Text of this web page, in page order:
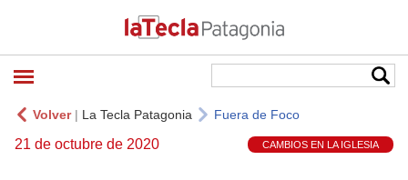
Volver| La Tecla Patagonia Fuera de Foco
21 de octubre de 2020 CAMBIOS EN LA IGLESIA